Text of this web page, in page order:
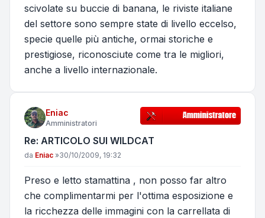
scivolate su buccie di banana, le riviste italiane
del settore sono sempre state di livello eccelso,
specie quelle più antiche, ormai storiche e
prestigiose, riconosciute come tra le migliori,
anche a livello internazionale.
Eniac
Amministratori
Re: ARTICOLO SUI WILDCAT
Messaggio
da Eniac »30/10/2009, 19:32
Preso e letto stamattina , non posso far altro
che complimentarmi per l'ottima esposizione e
la ricchezza delle immagini con la carrellata di